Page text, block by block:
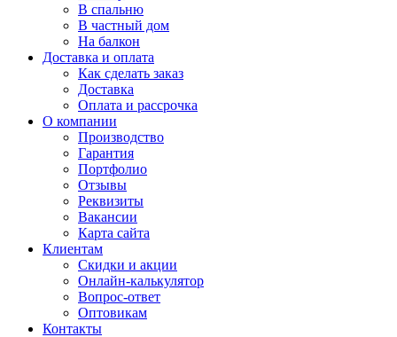
В спальню
В частный дом
На балкон
Доставка и оплата
Как сделать заказ
Доставка
Оплата и рассрочка
О компании
Производство
Гарантия
Портфолио
Отзывы
Реквизиты
Вакансии
Карта сайта
Клиентам
Скидки и акции
Онлайн-калькулятор
Вопрос-ответ
Оптовикам
Контакты